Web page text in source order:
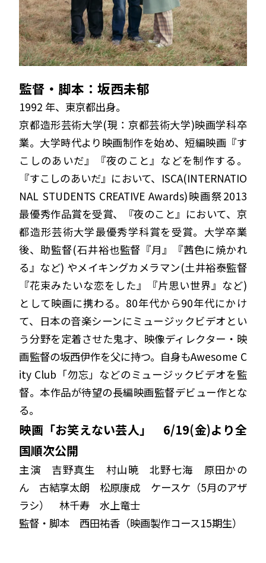
監督・脚本：坂⻄未郁
1992 年、東京都出身。
京都造形芸術⼤学(現：京都芸術大学)映画学科卒
業。⼤学時代より映画制作を始め、短編映画『す
こしのあいだ』『夜のこと』などを制作する。
『すこしのあいだ』において、ISCA(INTERNATIO
NAL STUDENTS CREATIVE Awards)映画祭2013
最優秀作品賞を受賞、『夜のこと』において、京
都造形芸術⼤学最優秀学科賞を受賞。⼤学卒業
後、助監督(⽯井裕也監督『⽉』『茜⾊に焼かれ
る』など) やメイキングカメラマン(⼟井裕泰監督
『花束みたいな恋をした』『⽚思い世界』など)
として映画に携わる。80年代から90年代にかけ
て、⽇本の⾳楽シーンにミュージックビデオとい
う分野を定着させた⻤才、映像ディレクター・映
画監督の坂⻄伊作を⽗に持つ。自身もAwesome C
ity Club「勿忘」などのミュージックビデオを監
督。本作品が待望の⻑編映画監督デビュー作とな
る。
映画「お笑えない芸人」 6/19(金)より全
国順次公開
主演 吉野真生 村山暁 北野七海 原田かの
ん 古結享太朗 松原康成 ケースケ（5月のアザ
ラシ） 林千寿 水上竜士
監督・脚本 西田祐香（映画製作コース15期生）